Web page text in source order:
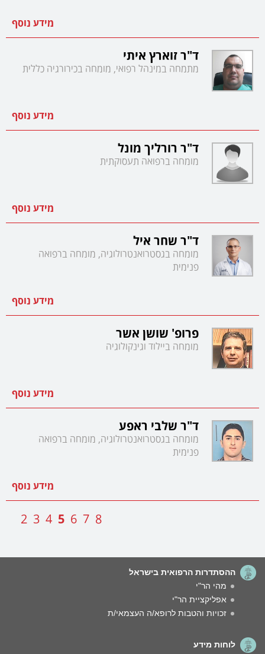
מידע נוסף
ד"ר זוארץ איתי
מתמחה במינהל רפואי, מומחה בכירורגיה כללית
מידע נוסף
ד"ר רורליך מונל
מומחה ברפואה תעסוקתית
מידע נוסף
ד"ר שחר איל
מומחה בגסטרואנטרולוגיה, מומחה ברפואה
פנימית
מידע נוסף
פרופ' שושן אשר
מומחה ביילוד וגינקולוגיה
מידע נוסף
ד"ר שלבי ראפע
מומחה בגסטרואנטרולוגיה, מומחה ברפואה
פנימית
מידע נוסף
2 3 4 5 6 7 8
ההסתדרות הרפואית בישראל
מהי הר"י
אפליקציית הר"י
זכויות והטבות לרופא/ה העצמאי/ת
לוחות מידע